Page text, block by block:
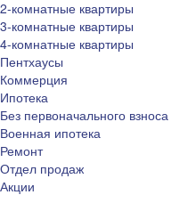
2-комнатные квартиры
3-комнатные квартиры
4-комнатные квартиры
Пентхаусы
Коммерция
Ипотека
Без первоначального взноса
Военная ипотека
Ремонт
Отдел продаж
Акции